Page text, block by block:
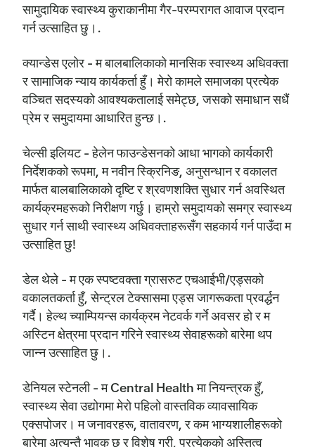
सामुदायिक स्वास्थ्य कुराकानीमा गैर-परम्परागत आवाज प्रदान
गर्न उत्साहित छु।.
क्यान्डेस एलोर - म बालबालिकाको मानसिक स्वास्थ्य अधिवक्ता
र सामाजिक न्याय कार्यकर्ता हुँ। मेरो कामले समाजका प्रत्येक
वञ्चित सदस्यको आवश्यकतालाई समेट्छ, जसको समाधान सधैं
प्रेम र समुदायमा आधारित हुन्छ।.
चेल्सी इलियट - हेलेन फाउन्डेसनको आधा भागको कार्यकारी
निर्देशकको रूपमा, म नवीन स्क्रिनिङ, अनुसन्धान र वकालत
मार्फत बालबालिकाको दृष्टि र श्रवणशक्ति सुधार गर्न अवस्थित
कार्यक्रमहरूको निरीक्षण गर्छु। हाम्रो समुदायको समग्र स्वास्थ्य
सुधार गर्न साथी स्वास्थ्य अधिवक्ताहरूसँग सहकार्य गर्न पाउँदा म
उत्साहित छु!
डेल थेले - म एक स्पष्टवक्ता ग्रासरुट एचआईभी/एड्सको
वकालतकर्ता हुँ, सेन्ट्रल टेक्सासमा एड्स जागरूकता प्रवर्द्धन
गर्दै। हेल्थ च्याम्पियन्स कार्यक्रम नेटवर्क गर्ने अवसर हो र म
अस्टिन क्षेत्रमा प्रदान गरिने स्वास्थ्य सेवाहरूको बारेमा थप
जान्न उत्साहित छु।.
डेनियल स्टेनली - म Central Health मा नियन्त्रक हुँ,
स्वास्थ्य सेवा उद्योगमा मेरो पहिलो वास्तविक व्यावसायिक
एक्सपोजर। म जनावरहरू, वातावरण, र कम भाग्यशालीहरूको
बारेमा अत्यन्तै भावुक छु र विशेष गरी, प्रत्येकको अस्तित्व